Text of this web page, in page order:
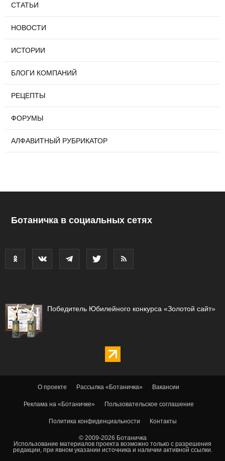
СТАТЬИ
НОВОСТИ
ИСТОРИИ
БЛОГИ КОМПАНИЙ
РЕЦЕПТЫ
ФОРУМЫ
АЛФАВИТНЫЙ РУБРИКАТОР
Ботаничка в социальных сетях
Победитель Юбилейного конкурса «Золотой сайт»
О проекте Рассылка «Ботаничка» Вакансии
Реклама на «Ботаничке» Пользовательское соглашение
Политика конфиденциальности Контакты
© 2009-2026 Ботаничка
Использование материалов проекта возможно только с разрешения
редакции, при явном указании источника и наличии активной ссылки.